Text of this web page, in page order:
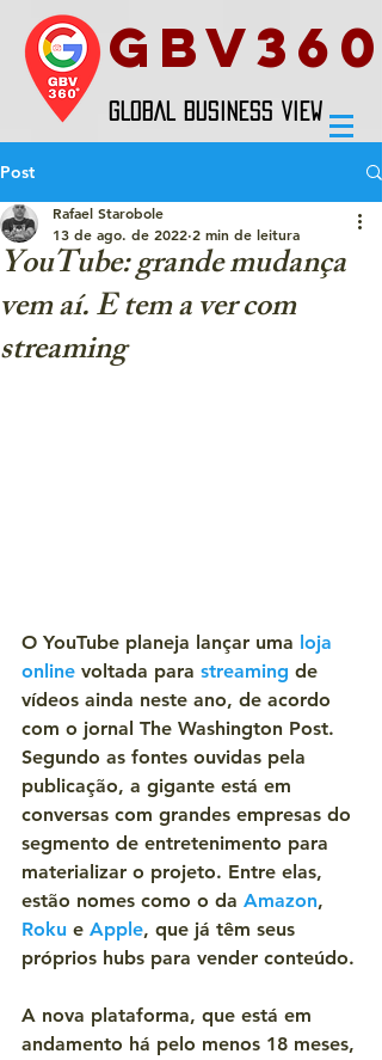
GBV360
GLOBAL BUSINESS VIEW
Post
YouTube: grande mudança
vem aí. E tem a ver com
streaming
Rafael Starobole
13 de ago. de 2022 2 min de leitura
O YouTube planeja lançar uma loja
online voltada para streaming de
vídeos ainda neste ano, de acordo
com o jornal The Washington Post.
Segundo as fontes ouvidas pela
publicação, a gigante está em
conversas com grandes empresas do
segmento de entretenimento para
materializar o projeto. Entre elas,
estão nomes como o da Amazon,
Roku e Apple, que já têm seus
próprios hubs para vender conteúdo.
A nova plataforma, que está em
andamento há pelo menos 18 meses,